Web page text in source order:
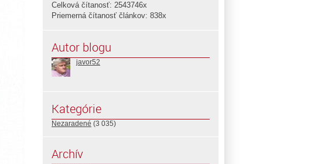
Celková čítanosť: 2543746x
Priemerná čítanosť článkov: 838x
Autor blogu
javor52
Kategórie
Nezaradené (3 035)
Archív